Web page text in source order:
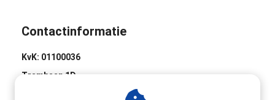
Contactinformatie
KvK: 01100036
Trambaan 1D